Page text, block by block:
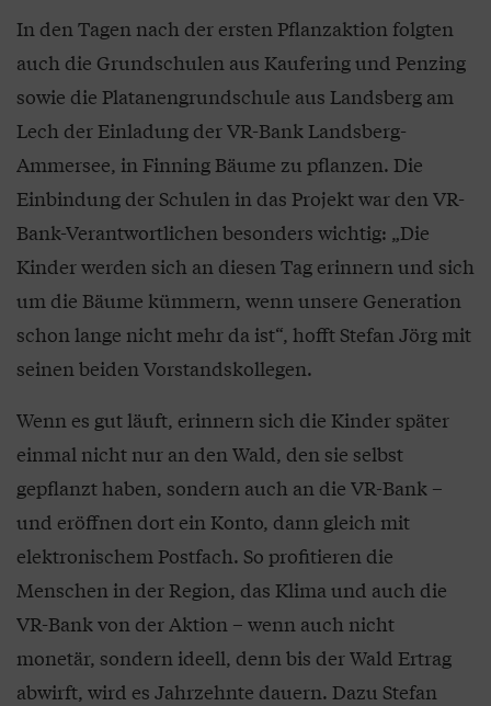
In den Tagen nach der ersten Pflanzaktion folgten
auch die Grundschulen aus Kaufering und Penzing
sowie die Platanengrundschule aus Landsberg am
Lech der Einladung der VR-Bank Landsberg-
Ammersee, in Finning Bäume zu pflanzen. Die
Einbindung der Schulen in das Projekt war den VR-
Bank-Verantwortlichen besonders wichtig: „Die
Kinder werden sich an diesen Tag erinnern und sich
um die Bäume kümmern, wenn unsere Generation
schon lange nicht mehr da ist“, hofft Stefan Jörg mit
seinen beiden Vorstandskollegen.
Wenn es gut läuft, erinnern sich die Kinder später
einmal nicht nur an den Wald, den sie selbst
gepflanzt haben, sondern auch an die VR-Bank –
und eröffnen dort ein Konto, dann gleich mit
elektronischem Postfach. So profitieren die
Menschen in der Region, das Klima und auch die
VR-Bank von der Aktion – wenn auch nicht
monetär, sondern ideell, denn bis der Wald Ertrag
abwirft, wird es Jahrzehnte dauern. Dazu Stefan